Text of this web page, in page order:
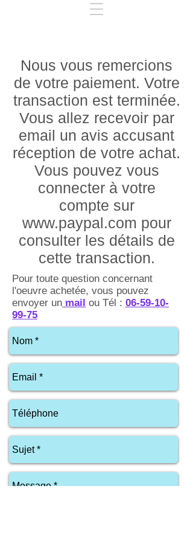
Nous vous remercions
de votre paiement. Votre
transaction est terminée.
Vous allez recevoir par
email un avis accusant
réception de votre achat.
Vous pouvez vous
connecter à votre
compte sur
www.paypal.com pour
consulter les détails de
cette transaction.
Pour toute question concernant
l'oeuvre achetée, vous pouvez
envoyer un mail ou Tél : 06-59-10-
99-75